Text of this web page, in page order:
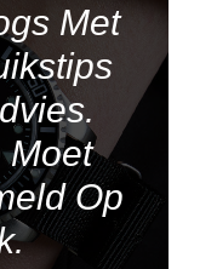
Met
Moet
Op